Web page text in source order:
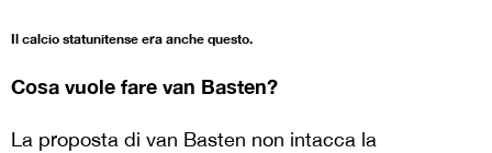
Il calcio statunitense era anche questo.
Cosa vuole fare van Basten?
La proposta di van Basten non intacca la